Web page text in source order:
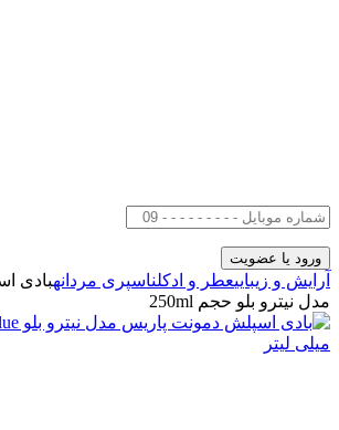
آرایش و زیباییعطر و ادکلناسپری مردانهبادی
مدل نیترو بلو حجم 250ml